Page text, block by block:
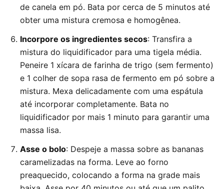
de canela em pó. Bata por cerca de 5 minutos até
obter uma mistura cremosa e homogênea.
Incorpore os ingredientes secos: Transfira a
mistura do liquidificador para uma tigela média.
Peneire 1 xícara de farinha de trigo (sem fermento)
e 1 colher de sopa rasa de fermento em pó sobre a
mistura. Mexa delicadamente com uma espátula
até incorporar completamente. Bata no
liquidificador por mais 1 minuto para garantir uma
massa lisa.
Asse o bolo: Despeje a massa sobre as bananas
caramelizadas na forma. Leve ao forno
preaquecido, colocando a forma na grade mais